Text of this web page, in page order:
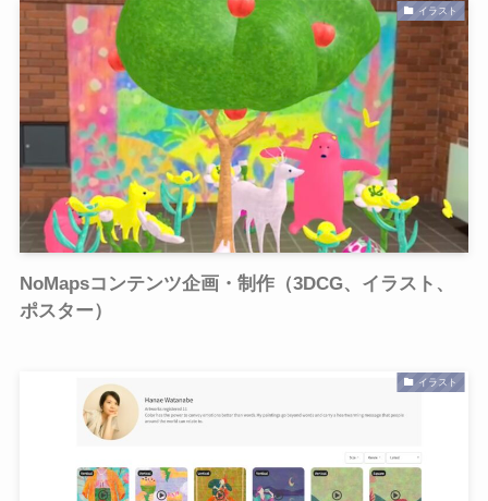
イラスト
NoMapsコンテンツ企画・制作（3DCG、イラスト、
ポスター）
イラスト